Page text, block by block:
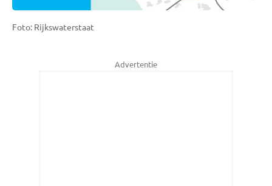
Foto: Rijkswaterstaat
Advertentie